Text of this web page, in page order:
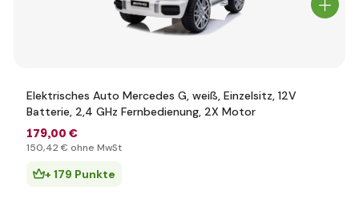
Elektrisches Auto Mercedes G, weiß, Einzelsitz, 12V
Batterie, 2,4 GHz Fernbedienung, 2X Motor
179,00 €
150,42 € ohne MwSt
+ 179 Punkte